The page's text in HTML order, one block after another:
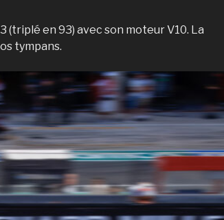
(triplé en 93) avec son moteur V10. La
tympans.